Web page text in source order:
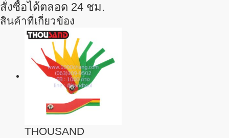
สั่งซื้อได้ตลอด 24 ชม.
สินค้าที่เกี่ยวข้อง
THOUSAND